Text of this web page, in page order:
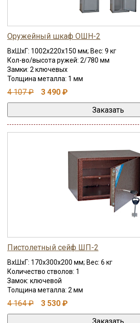
Оружейный шкаф ОШН-2
ВхШхГ: 1002x220x150 мм; Вес: 9 кг
Кол-во/высота ружей: 2/780 мм
Замки: 2 ключевых
Толщина металла: 1 мм
4 107 ₽ 3 490 ₽
Пистолетный сейф ШП-2
ВхШхГ: 170x300x200 мм; Вес: 6 кг
Количество стволов: 1
Замок: ключевой
Толщина металла: 2 мм
4 164 ₽ 3 530 ₽